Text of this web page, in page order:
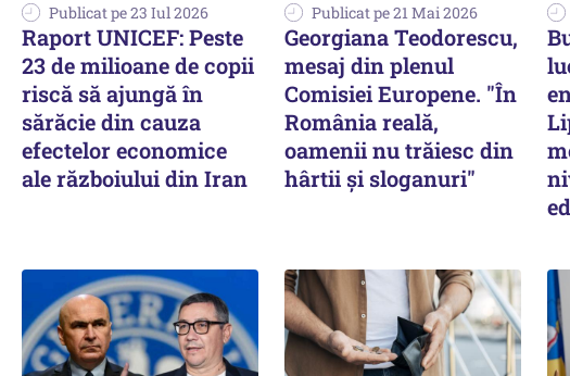
Publicat pe 23 Iul 2026
Raport UNICEF: Peste
23 de milioane de copii
riscă să ajungă în
sărăcie din cauza
efectelor economice
ale războiului din Iran
Publicat pe 21 Mai 2026
Georgiana Teodorescu,
mesaj din plenul
Comisiei Europene. "În
România reală,
oamenii nu trăiesc din
hârtii şi sloganuri"